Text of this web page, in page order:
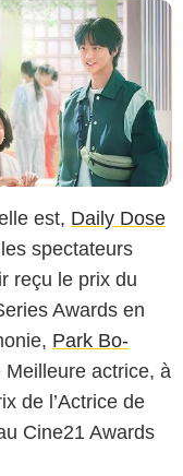
est, Daily Dose
spectateurs
reçu le prix du
Awards en
Park Bo-
actrice, à
de l’Actrice de
Cine21 Awards